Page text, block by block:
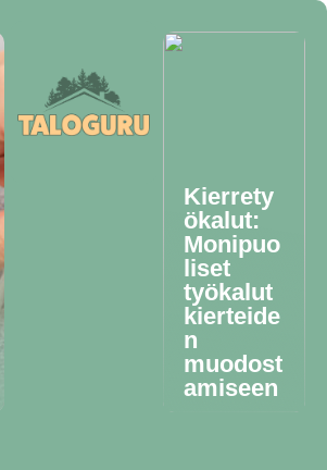
Kierrety
ökalut:
Monipuo
liset
työkalut
kierteide
n
muodost
amiseen